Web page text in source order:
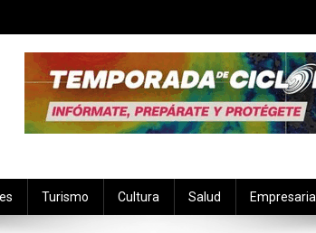
Turismo Cultura Salud Empresarial